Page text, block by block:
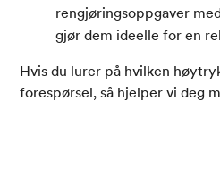
rengjøringsoppgaver
gjør dem ideelle for en
Hvis du lurer på hvilken
forespørsel, så hjelper vi deg